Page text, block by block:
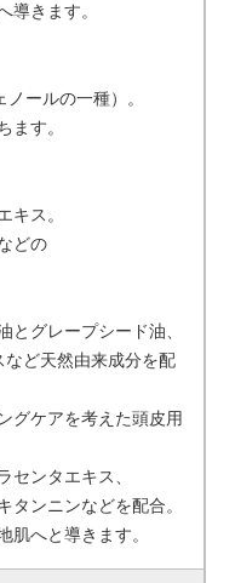
導きます。
ールの一種）。
ます。
キス。
どの
とグレープシード油、
ど天然由来成分を配
グケアを考えた頭皮用
センタエキス、
タンニンなどを配合。
肌へと導きます。